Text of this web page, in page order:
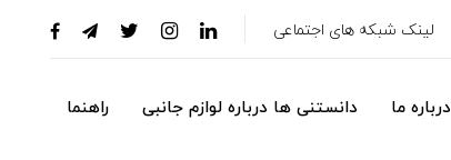
لینک شبکه های اجتماعی
درباره ما دانستنی ها درباره لوازم جانبی راهنما